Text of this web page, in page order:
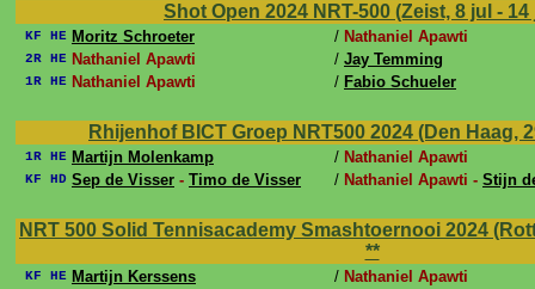
Shot Open 2024 NRT-500 (Zeist, 8 jul -
KF HE Moritz Schroeter / Nathaniel Apawti
2R HE Nathaniel Apawti / Jay Temming
1R HE Nathaniel Apawti / Fabio Schueler
Rhijenhof BICT Groep NRT500 2024 (Den Haag,
1R HE Martijn Molenkamp / Nathaniel Apawti
KF HD Sep de Visser - Timo de Visser / Nathaniel Apawti - Stijn
NRT 500 Solid Tennisacademy Smashtoernooi 2024
**
KF HE Martijn Kerssens / Nathaniel Apawti